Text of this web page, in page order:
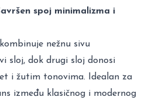
spoj minimalizma i
nežnu sivu
sloj, dok drugi sloj donosi
i žutim tonovima. Idealan za
između klasičnog i modernog